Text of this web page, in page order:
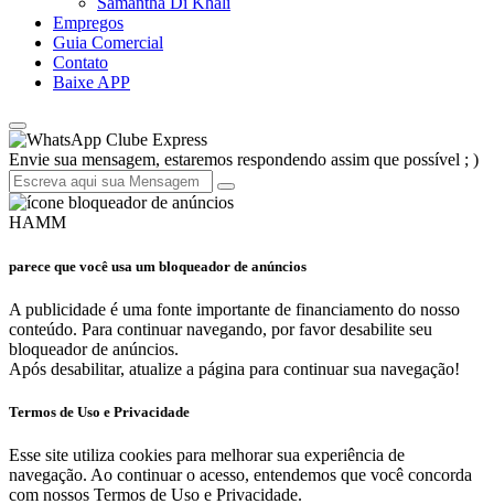
Empregos
Guia Comercial
Contato
Baixe APP
Clube Express
Envie sua mensagem, estaremos respondendo assim que possível ; )
HAMM
parece que você usa um bloqueador de anúncios
A publicidade é uma fonte importante de financiamento do nosso
conteúdo. Para continuar navegando, por favor desabilite seu
bloqueador de anúncios.
Após desabilitar, atualize a página para continuar sua navegação!
Termos de Uso e Privacidade
Esse site utiliza cookies para melhorar sua experiência de
navegação. Ao continuar o acesso, entendemos que você concorda
com nossos Termos de Uso e Privacidade.